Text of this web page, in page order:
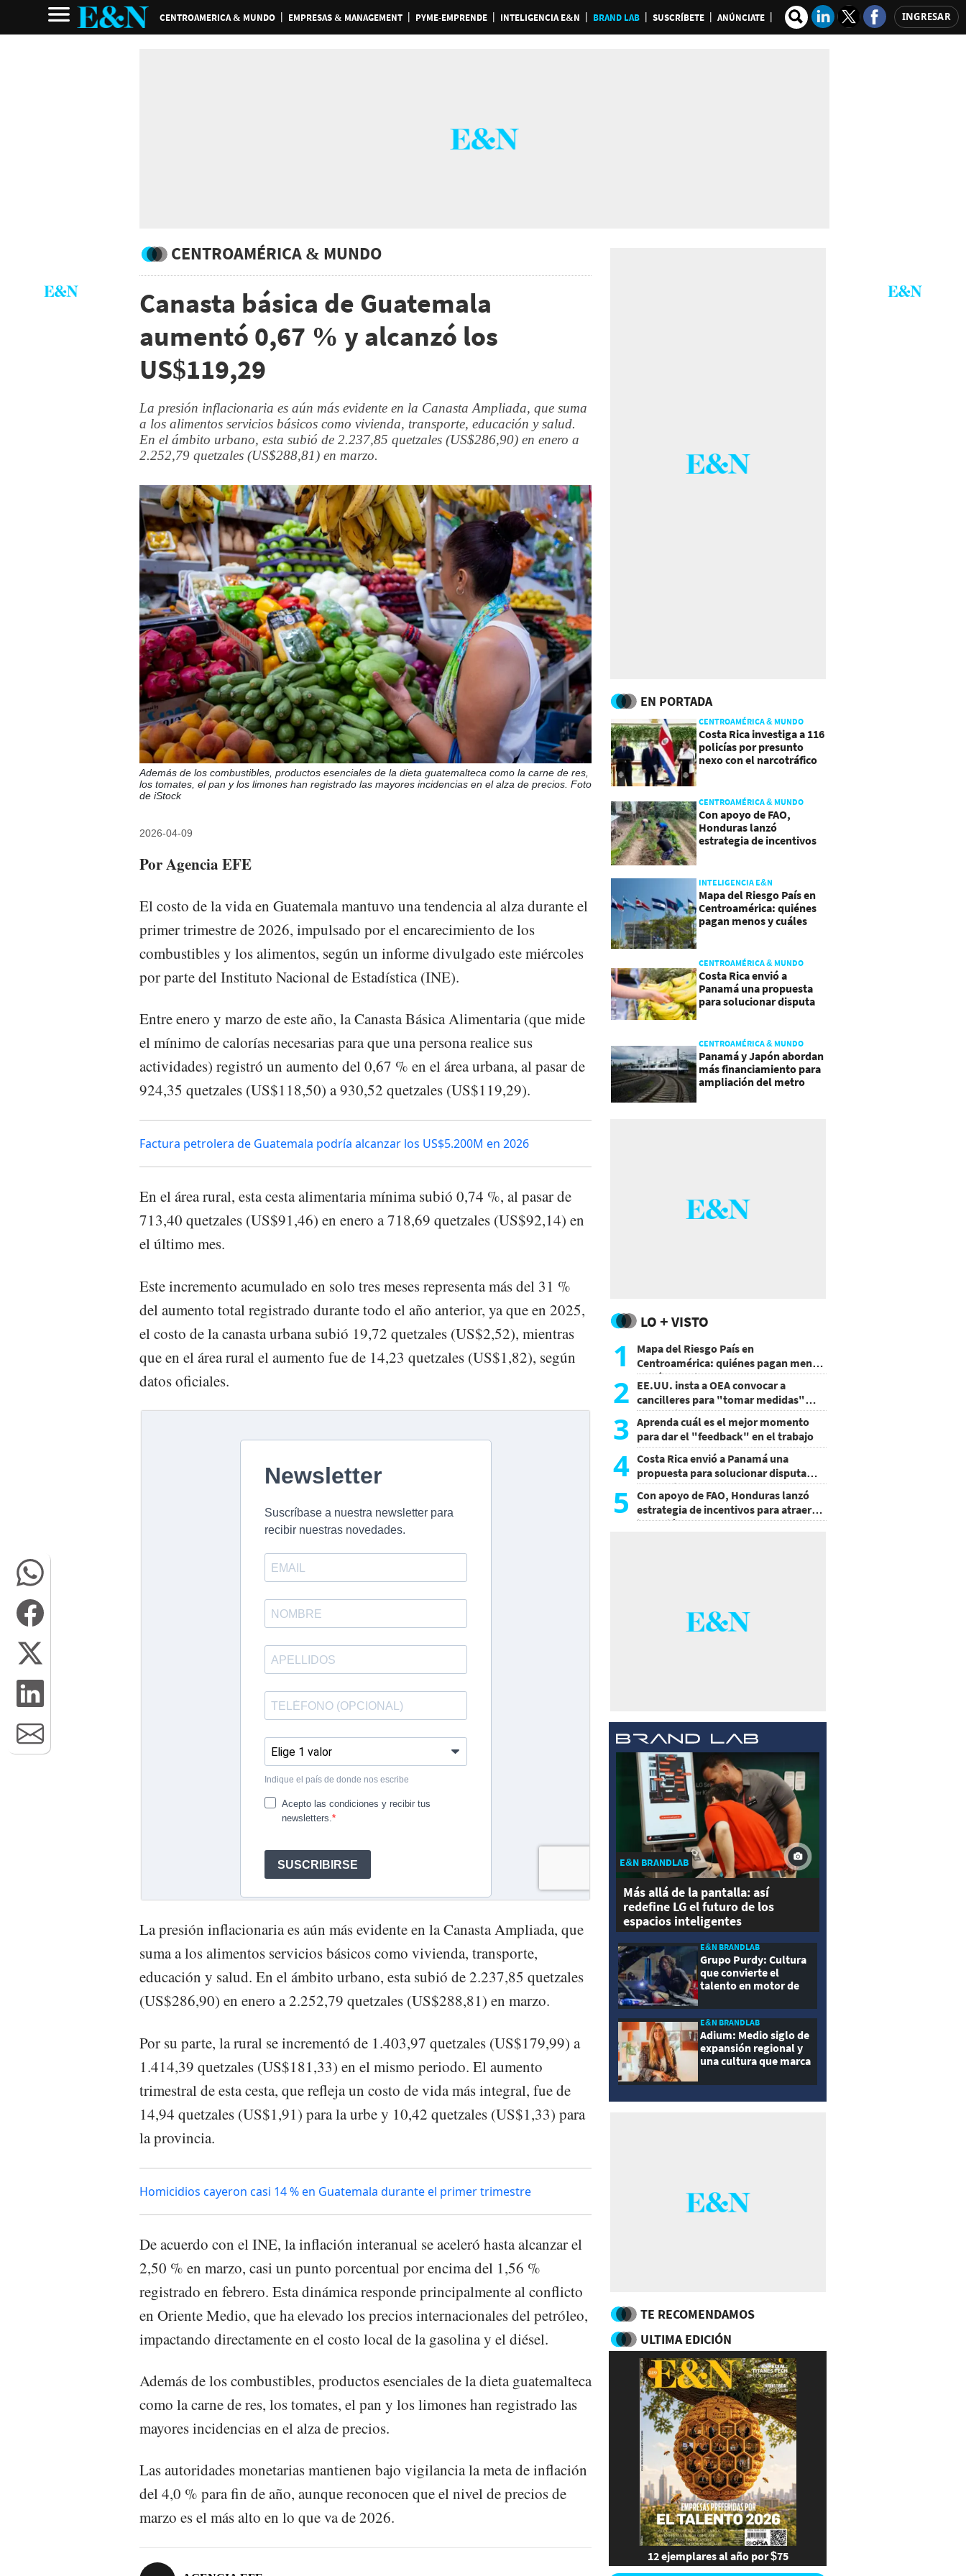
CENTROAMERICA & MUNDO EMPRESAS & MANAGEMENT PYME-EMPRENDE INTELIGENCIA E&N BRAND LAB SUSCRÍBETE ANÚNCIATE INGRESAR
CENTROAMÉRICA & MUNDO
Canasta básica de Guatemala
aumentó 0,67 % y alcanzó los
US$119,29
La presión inflacionaria es aún más evidente en la Canasta Ampliada, que suma
a los alimentos servicios básicos como vivienda, transporte, educación y salud.
En el ámbito urbano, esta subió de 2.237,85 quetzales (US$286,90) en enero a
2.252,79 quetzales (US$288,81) en marzo.
Además de los combustibles, productos esenciales de la dieta guatemalteca como la carne de res,
los tomates, el pan y los limones han registrado las mayores incidencias en el alza de precios. Foto
de iStock
2026-04-09
Por Agencia EFE
El costo de la vida en Guatemala mantuvo una tendencia al alza durante el
primer trimestre de 2026, impulsado por el encarecimiento de los
combustibles y los alimentos, según un informe divulgado este miércoles
por parte del Instituto Nacional de Estadística (INE).
Entre enero y marzo de este año, la Canasta Básica Alimentaria (que mide
el mínimo de calorías necesarias para que una persona realice sus
actividades) registró un aumento del 0,67 % en el área urbana, al pasar de
924,35 quetzales (US$118,50) a 930,52 quetzales (US$119,29).
Factura petrolera de Guatemala podría alcanzar los US$5.200M en 2026
En el área rural, esta cesta alimentaria mínima subió 0,74 %, al pasar de
713,40 quetzales (US$91,46) en enero a 718,69 quetzales (US$92,14) en
el último mes.
Este incremento acumulado en solo tres meses representa más del 31 %
del aumento total registrado durante todo el año anterior, ya que en 2025,
el costo de la canasta urbana subió 19,72 quetzales (US$2,52), mientras
que en el área rural el aumento fue de 14,23 quetzales (US$1,82), según
datos oficiales.
La presión inflacionaria es aún más evidente en la Canasta Ampliada, que
suma a los alimentos servicios básicos como vivienda, transporte,
educación y salud. En el ámbito urbano, esta subió de 2.237,85 quetzales
(US$286,90) en enero a 2.252,79 quetzales (US$288,81) en marzo.
Por su parte, la rural se incrementó de 1.403,97 quetzales (US$179,99) a
1.414,39 quetzales (US$181,33) en el mismo periodo. El aumento
trimestral de esta cesta, que refleja un costo de vida más integral, fue de
14,94 quetzales (US$1,91) para la urbe y 10,42 quetzales (US$1,33) para
la provincia.
Homicidios cayeron casi 14 % en Guatemala durante el primer trimestre
De acuerdo con el INE, la inflación interanual se aceleró hasta alcanzar el
2,50 % en marzo, casi un punto porcentual por encima del 1,56 %
registrado en febrero. Esta dinámica responde principalmente al conflicto
en Oriente Medio, que ha elevado los precios internacionales del petróleo,
impactando directamente en el costo local de la gasolina y el diésel.
Además de los combustibles, productos esenciales de la dieta guatemalteca
como la carne de res, los tomates, el pan y los limones han registrado las
mayores incidencias en el alza de precios.
Las autoridades monetarias mantienen bajo vigilancia la meta de inflación
del 4,0 % para fin de año, aunque reconocen que el nivel de precios de
marzo es el más alto en lo que va de 2026.
EN PORTADA
CENTROAMÉRICA & MUNDO
Costa Rica investiga a 116
policías por presunto
nexo con el narcotráfico
CENTROAMÉRICA & MUNDO
Con apoyo de FAO,
Honduras lanzó
estrategia de incentivos
INTELIGENCIA E&N
Mapa del Riesgo País en
Centroamérica: quiénes
pagan menos y cuáles
CENTROAMÉRICA & MUNDO
Costa Rica envió a
Panamá una propuesta
para solucionar disputa
CENTROAMÉRICA & MUNDO
Panamá y Japón abordan
más financiamiento para
ampliación del metro
LO + VISTO
1
Mapa del Riesgo País en
Centroamérica: quiénes pagan menos
y cuáles mejoraron
2 EE.UU. insta a OEA convocar a
cancilleres para "tomar medidas"
sobre Nicaragua
3 Aprenda cuál es el mejor momento
para dar el "feedback" en el trabajo
4 Costa Rica envió a Panamá una
propuesta para solucionar disputa
comercial
5
Con apoyo de FAO, Honduras lanzó
estrategia de incentivos para atraer
inversión al agro
E&N BRANDLAB
Más allá de la pantalla: así
redefine LG el futuro de los
espacios inteligentes
E&N BRANDLAB
Grupo Purdy: Cultura
que convierte el
talento en motor de
E&N BRANDLAB
Adium: Medio siglo de
expansión regional y
una cultura que marca
TE RECOMENDAMOS
ULTIMA EDICIÓN
12 ejemplares al año por $75